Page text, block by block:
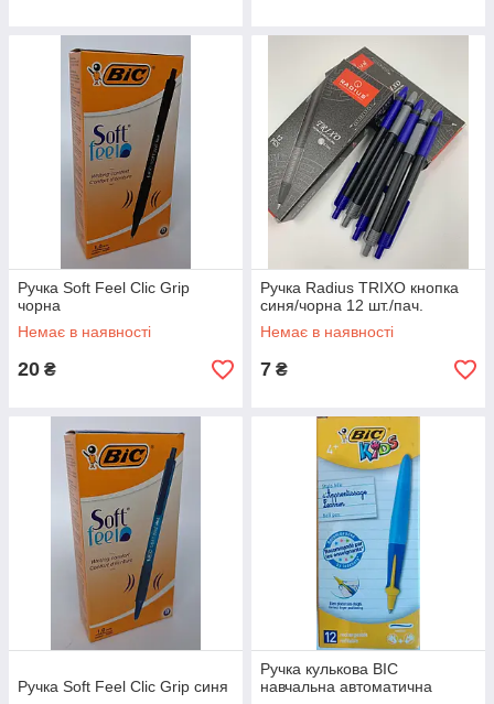
Ручка Soft Feel Clic Grip
чорна
Немає в наявності
20 ₴
Ручка Radius TRIXO кнопка
синя/чорна 12 шт./пач.
Немає в наявності
7 ₴
Ручка Soft Feel Clic Grip синя
Ручка кулькова BIC
навчальна автоматична